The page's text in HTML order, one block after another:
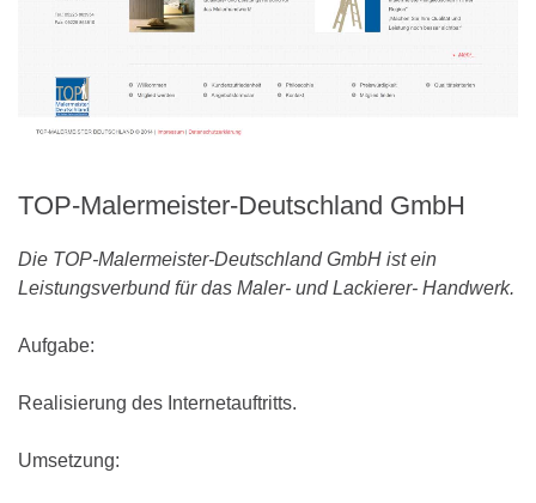
TOP-Malermeister-Deutschland GmbH
Die TOP-Malermeister-Deutschland GmbH ist ein
Leistungsverbund für das Maler- und Lackierer- Handwerk.
Aufgabe:
Realisierung des Internetauftritts.
Umsetzung: